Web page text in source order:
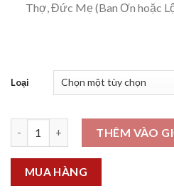
Thợ, Đức Mẹ (Ban Ơn hoặc
Loại
Bộ tượng bàn thờ Chúa 30cm (TG
THÊM VÀO
MUA HÀNG